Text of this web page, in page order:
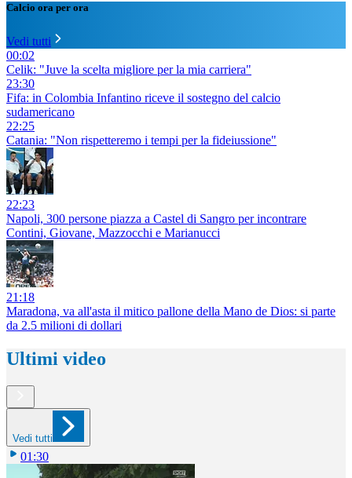
Calcio ora per ora
Vedi tutti
00:02
Celik: "Juve la scelta migliore per la mia carriera"
23:30
Fifa: in Colombia Infantino riceve il sostegno del calcio
sudamericano
22:25
Catania: "Non rispetteremo i tempi per la fideiussione"
22:23
Napoli, 300 persone piazza a Castel di Sangro per incontrare
Contini, Giovane, Mazzocchi e Marianucci
21:18
Maradona, va all'asta il mitico pallone della Mano de Dios: si parte
da 2.5 milioni di dollari
Ultimi video
Vedi tutti
01:30